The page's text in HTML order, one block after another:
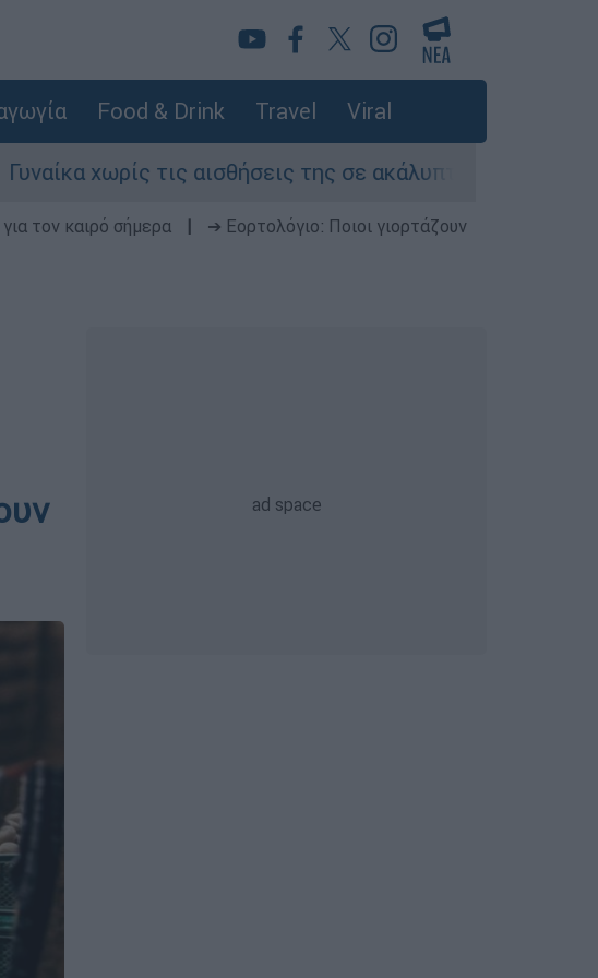
Food & Drink Travel Viral
τις αισθήσεις της σε ακάλυπτο πολυκατοικίας στη
τον καιρό σήμερα
➔ Εορτολόγιο: Ποιοι γιορτάζουν